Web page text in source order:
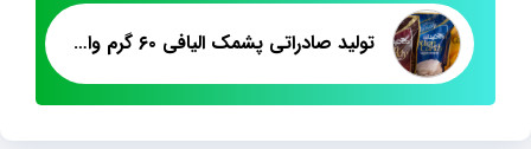
تولید صادراتی پشمک الیافی ۶۰ گرم وانیلی